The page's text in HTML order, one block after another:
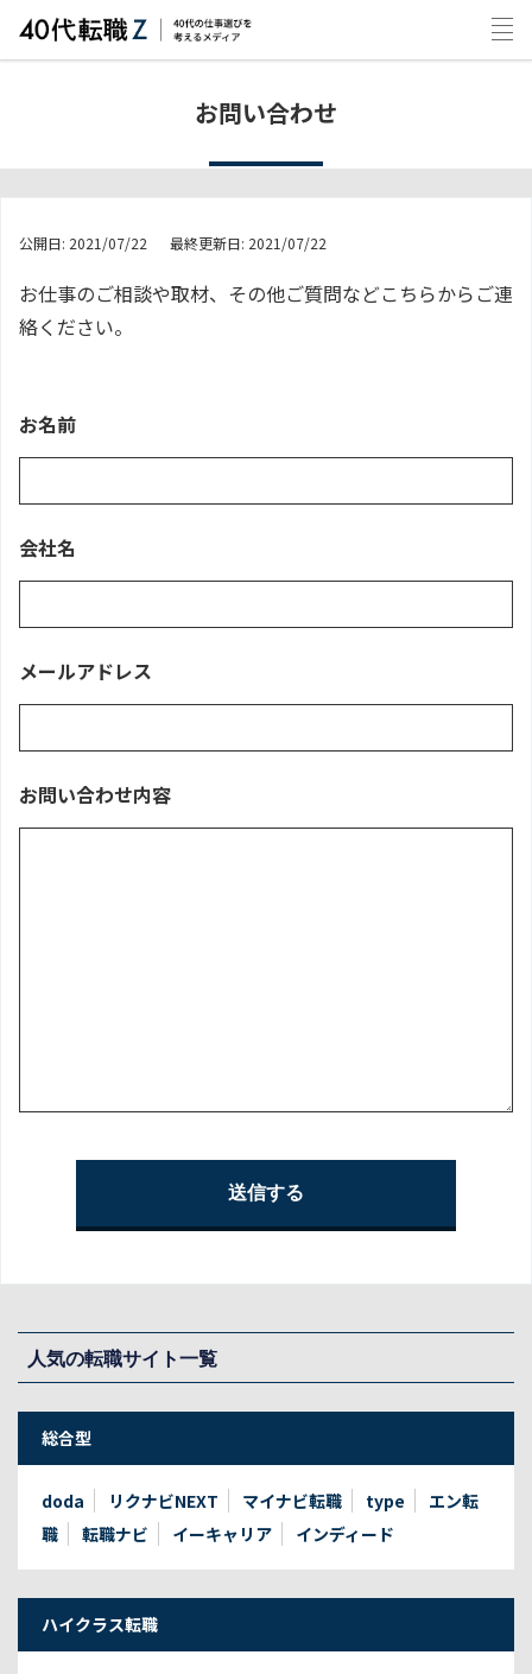
お問い合わせ
公開日 2021/07/22 最終更新日 2021/07/22
お仕事のご相談や取材、その他ご質問などこちらからご連
絡ください。
お名前
会社名
メールアドレス
お問い合わせ内容
人気の転職サイト一覧
総合型
doda リクナビNEXT マイナビ転職 type
エン転
職
転職ナビ イーキャリア インディード
ハイクラス転職